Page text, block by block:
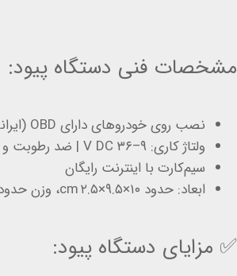
مشخصات فنی دستگاه پیود:
نصب روی خودروهای دارای OBD (ایرانی از سال ۱۳۸۳ / خارجی از ۲۰۰۷)
ولتاژ کاری: ۹–۳۶ V DC | ضد رطوبت و گردوغبار
سیم‌کارت با اینترنت رایگان
ابعاد: حدود ۱۰×۹.۵×۲.۵ cm، وزن حدود ۲۵۰ g
✅ مزایای دستگاه پیود: